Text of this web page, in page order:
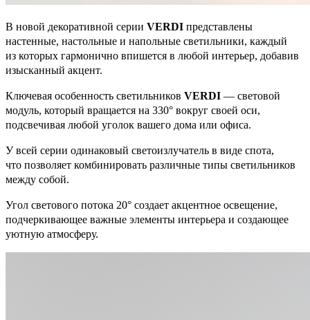
В новой декоративной серии VERDI представлены
настенные, настольные и напольные светильники, каждый
из которых гармонично впишется в любой интерьер, добавив
изысканный акцент.
Ключевая особенность светильников VERDI — световой
модуль, который вращается на 330° вокруг своей оси,
подсвечивая любой уголок вашего дома или офиса.
У всей серии одинаковый светоизлучатель в виде спота,
что позволяет комбинировать различные типы светильников
между собой.
Угол светового потока 20° создает акцентное освещение,
подчеркивающее важные элементы интерьера и создающее
уютную атмосферу.